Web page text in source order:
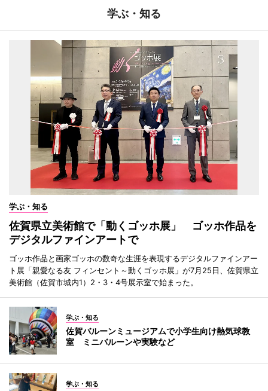
学ぶ・知る
学ぶ・知る
佐賀県立美術館で「動くゴッホ展」 ゴッホ作品を
デジタルファインアートで
ゴッホ作品と画家ゴッホの数奇な生涯を表現するデジタルファインアー
ト展「親愛なる友 フィンセント～動くゴッホ展」が7月25日、佐賀県立
美術館（佐賀市城内1）2・3・4号展示室で始まった。
学ぶ・知る
佐賀バルーンミュージアムで小学生向け熱気球教
室 ミニバルーンや実験など
学ぶ・知る